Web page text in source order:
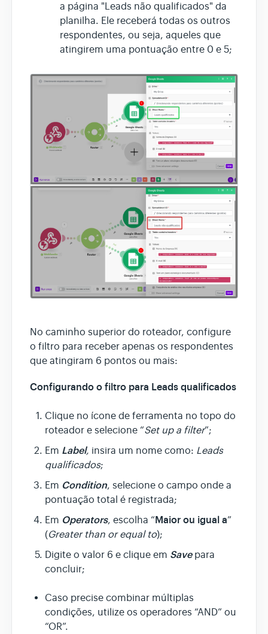
a página "Leads não qualificados" da
planilha. Ele receberá todas os outros
respondentes, ou seja, aqueles que
atingirem uma pontuação entre 0 e 5;
No caminho superior do roteador, configure
o filtro para receber apenas os respondentes
que atingiram 6 pontos ou mais:
Configurando o filtro para Leads qualificados
Clique no ícone de ferramenta no topo do
roteador e selecione “Set up a filter”;
Em Label, insira um nome como: Leads
qualificados;
Em Condition, selecione o campo onde a
pontuação total é registrada;
Em Operators, escolha “Maior ou igual a”
(Greater than or equal to);
Digite o valor 6 e clique em Savepara
concluir;
Caso precise combinar múltiplas
condições, utilize os operadores “AND” ou
“OR”.